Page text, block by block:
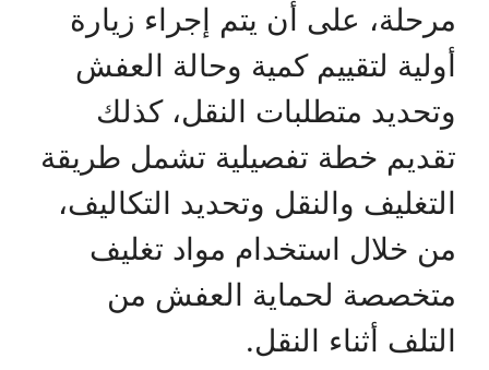
مرحلة، على أن يتم إجراء زيارة
أولية لتقييم كمية وحالة العفش
وتحديد متطلبات النقل، كذلك
تقديم خطة تفصيلية تشمل طريقة
التغليف والنقل وتحديد التكاليف،
من خلال استخدام مواد تغليف
متخصصة لحماية العفش من
التلف أثناء النقل.